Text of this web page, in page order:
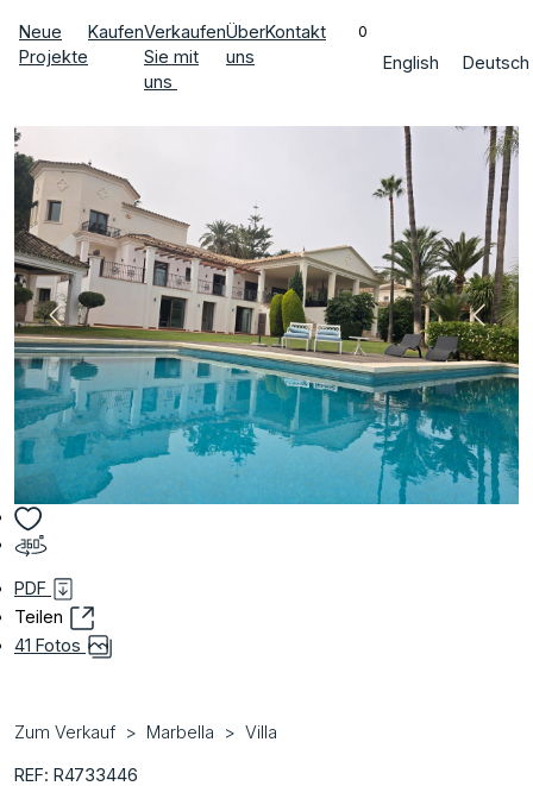
Neue
Projekte
KaufenVerkaufen
Sie mit
uns
Über
uns
Kontakt 0
English Deutsch
PDF
Teilen
41 Fotos
Zum Verkauf Marbella Villa
REF: R4733446